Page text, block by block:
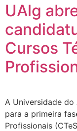
UAlg
Cursos
A Universidade
para a primeira
Profissionais